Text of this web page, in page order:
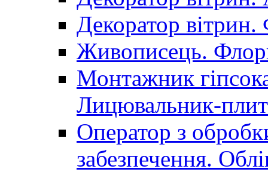
Декоратор вітрин.
Живописець.
Монтажник
Лицювальник-
Оператор з
забезпечення.